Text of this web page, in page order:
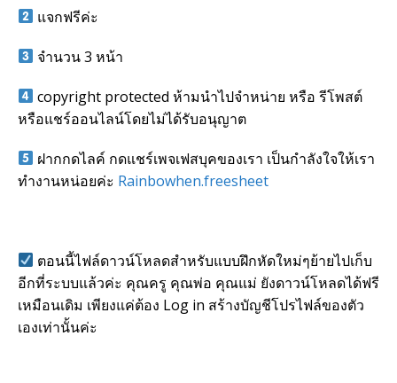
แจกฟรีค่ะ
จำนวน 3 หน้า
copyright protected ห้ามนำไปจำหน่าย หรือ รีโพสต์
หรือแชร์ออนไลน์โดยไม่ได้รับอนุญาต
ฝากกดไลค์ กดแชร์เพจเฟสบุคของเรา เป็นกำลังใจให้เรา
ทำงานหน่อยค่ะ Rainbowhen.freesheet
ตอนนี้ไฟล์ดาวน์โหลดสำหรับแบบฝึกหัดใหม่ๆย้ายไปเก็บ
อีกที่ระบบแล้วค่ะ คุณครู คุณพ่อ คุณแม่ ยังดาวน์โหลดได้ฟรี
เหมือนเดิม เพียงแค่ต้อง Log in สร้างบัญชีโปรไฟล์ของตัว
เองเท่านั้นค่ะ